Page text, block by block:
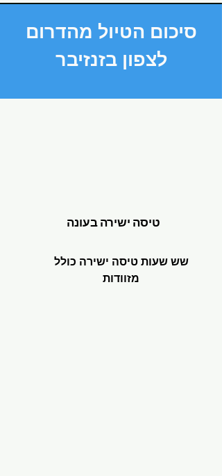
סיכום הטיול מהדרום
לצפון בזנזיבר
טיסה ישירה בעונה
שש שעות טיסה ישירה כולל
מזוודות